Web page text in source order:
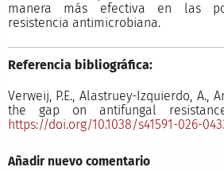
manera más efectiva en las
resistencia antimicrobiana.
Referencia bibliográfica:
Verweij, P.E., Alastruey-Izquierdo, A.,
the gap on antifungal
https://doi.org/10.1038/s41591-026-
Añadir nuevo comentario